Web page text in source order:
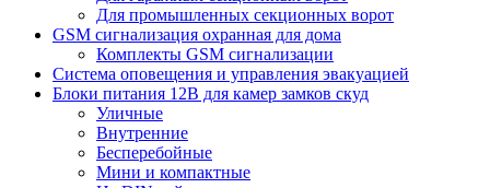
Для промышленных секционных ворот
GSM сигнализация охранная для дома
Комплекты GSM сигнализации
Cистема оповещения и управления эвакуацией
Блоки питания 12В для камер замков скуд
Уличные
Внутренние
Бесперебойные
Мини и компактные